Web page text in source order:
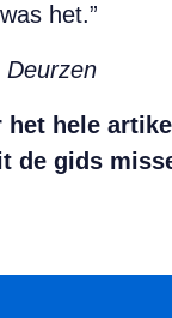
het.”
Deurzen
het hele
de gids